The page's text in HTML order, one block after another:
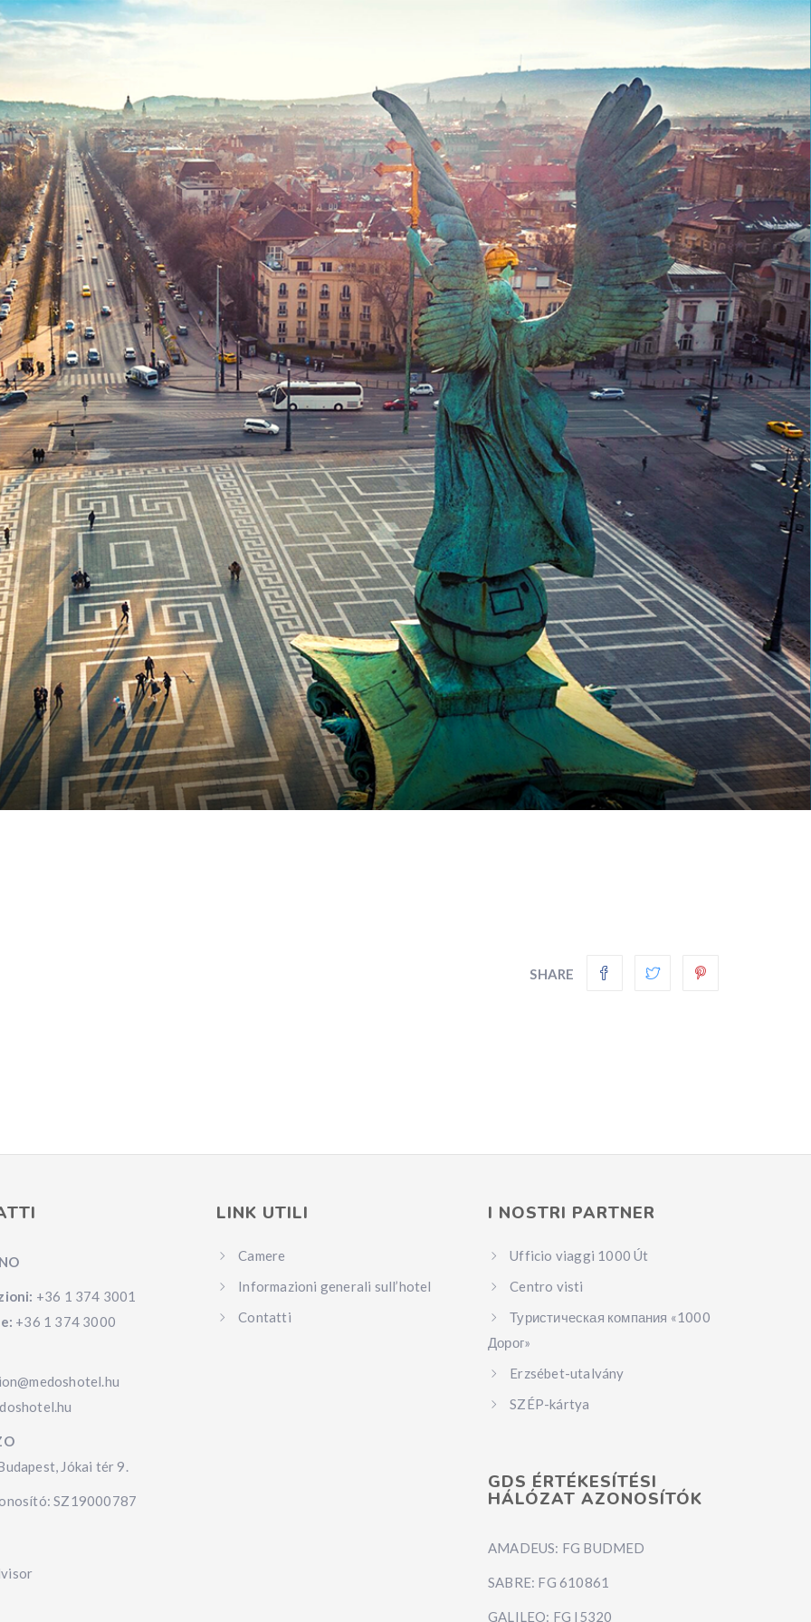
SHARE
+36 1 374 3001
+36 1 374 3000
Jókai tér 9.
SZ19000787
LINK UTILI
Camere
Informazioni generali sull’hotel
Contatti
I NOSTRI PARTNER
Ufficio viaggi 1000 Út
Centro visti
Туристическая компания «1000
Дорог»
Erzsébet-utalvány
SZÉP-kártya
GDS ÉRTÉKESÍTÉSI
HÁLÓZAT AZONOSÍTÓK
AMADEUS: FG BUDMED
SABRE: FG 610861
GALILEO: FG I5320